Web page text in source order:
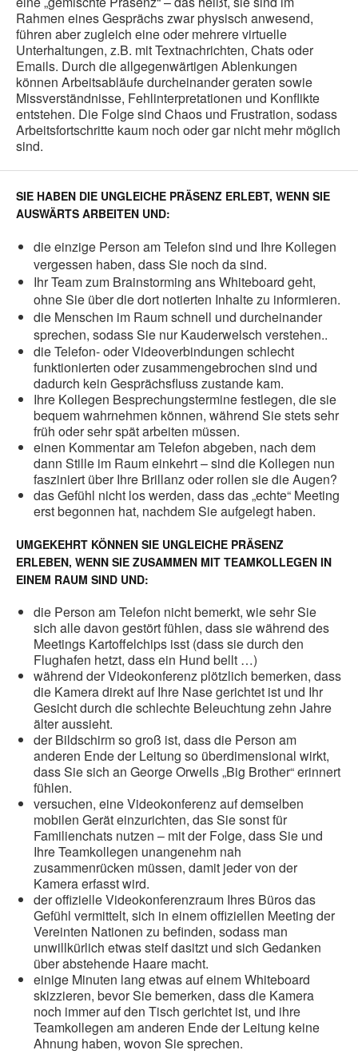
Rahmen eines Gesprächs zwar physisch anwesend,
führen aber zugleich eine oder mehrere virtuelle
Unterhaltungen, z.B. mit Textnachrichten, Chats oder
Emails. Durch die allgegenwärtigen Ablenkungen
können Arbeitsabläufe durcheinander geraten sowie
Missverständnisse, Fehlinterpretationen und Konflikte
entstehen. Die Folge sind Chaos und Frustration, sodass
Arbeitsfortschritte kaum noch oder gar nicht mehr möglich
sind.
SIE HABEN DIE UNGLEICHE PRÄSENZ ERLEBT, WENN SIE
AUSWÄRTS ARBEITEN UND:
die einzige Person am Telefon sind und Ihre Kollegen
vergessen haben, dass Sie noch da sind.
Ihr Team zum Brainstorming ans Whiteboard geht,
ohne Sie über die dort notierten Inhalte zu informieren.
die Menschen im Raum schnell und durcheinander
sprechen, sodass Sie nur Kauderwelsch verstehen..
die Telefon- oder Videoverbindungen schlecht
funktionierten oder zusammengebrochen sind und
dadurch kein Gesprächsfluss zustande kam.
Ihre Kollegen Besprechungstermine festlegen, die sie
bequem wahrnehmen können, während Sie stets sehr
früh oder sehr spät arbeiten müssen.
einen Kommentar am Telefon abgeben, nach dem
dann Stille im Raum einkehrt – sind die Kollegen nun
fasziniert über Ihre Brillanz oder rollen sie die Augen?
das Gefühl nicht los werden, dass das „echte“ Meeting
erst begonnen hat, nachdem Sie aufgelegt haben.
UMGEKEHRT KÖNNEN SIE UNGLEICHE PRÄSENZ
ERLEBEN, WENN SIE ZUSAMMEN MIT TEAMKOLLEGEN IN
EINEM RAUM SIND UND:
die Person am Telefon nicht bemerkt, wie sehr Sie
sich alle davon gestört fühlen, dass sie während des
Meetings Kartoffelchips isst (dass sie durch den
Flughafen hetzt, dass ein Hund bellt …)
während der Videokonferenz plötzlich bemerken, dass
die Kamera direkt auf Ihre Nase gerichtet ist und Ihr
Gesicht durch die schlechte Beleuchtung zehn Jahre
älter aussieht.
der Bildschirm so groß ist, dass die Person am
anderen Ende der Leitung so überdimensional wirkt,
dass Sie sich an George Orwells „Big Brother“ erinnert
fühlen.
versuchen, eine Videokonferenz auf demselben
mobilen Gerät einzurichten, das Sie sonst für
Familienchats nutzen – mit der Folge, dass Sie und
Ihre Teamkollegen unangenehm nah
zusammenrücken müssen, damit jeder von der
Kamera erfasst wird.
der offizielle Videokonferenzraum Ihres Büros das
Gefühl vermittelt, sich in einem offiziellen Meeting der
Vereinten Nationen zu befinden, sodass man
unwillkürlich etwas steif dasitzt und sich Gedanken
über abstehende Haare macht.
einige Minuten lang etwas auf einem Whiteboard
skizzieren, bevor Sie bemerken, dass die Kamera
noch immer auf den Tisch gerichtet ist, und ihre
Teamkollegen am anderen Ende der Leitung keine
Ahnung haben, wovon Sie sprechen.